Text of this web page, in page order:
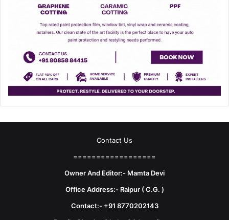
Contact Us
==================
Owner And Editor:- Mamta Devi
Office Address:- Raipur ( C.G. )
Contact:- +91 8770202143